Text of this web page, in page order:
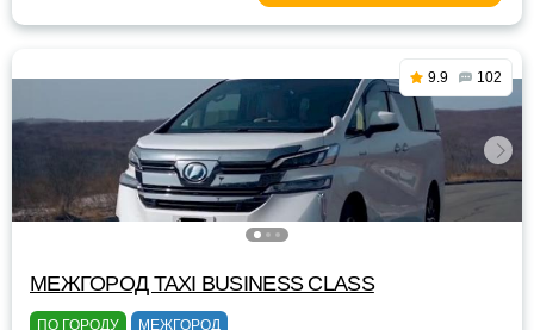
9.9 102
МЕЖГОРОД TAXI BUSINESS CLASS
ПО ГОРОДУ МЕЖГОРОД